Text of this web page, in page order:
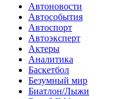
Автоновости
Автособытия
Автоспорт
Автоэксперт
Актеры
Аналитика
Баскетбол
Безумный мир
Биатлон/Лыжи